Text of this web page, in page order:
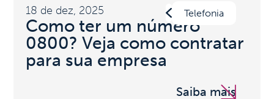
Telefonia
18 de dez, 2025
Como ter um número
0800? Veja como contratar
para sua empresa
Saiba mais